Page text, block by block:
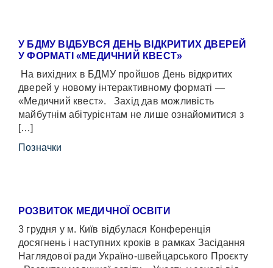
У БДМУ ВІДБУВСЯ ДЕНЬ ВІДКРИТИХ ДВЕРЕЙ
У ФОРМАТІ «МЕДИЧНИЙ КВЕСТ»
На вихідних в БДМУ пройшов День відкритих
дверей у новому інтерактивному форматі —
«Медичний квест». Захід дав можливість
майбутнім абітурієнтам не лише ознайомитися з
[…]
Позначки
РОЗВИТОК МЕДИЧНОЇ ОСВІТИ
3 грудня у м. Київ відбулася Конференція
досягнень і наступних кроків в рамках Засідання
Наглядової ради Україно-швейцарського Проєкту